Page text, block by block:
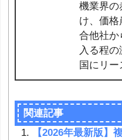
機業界の
け、価
合他社か
入る程
国にリー
関連記事
【2026年最新版】